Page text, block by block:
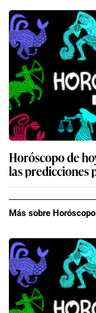
Horóscopo de
las predicciones
Más sobre Horóscopo